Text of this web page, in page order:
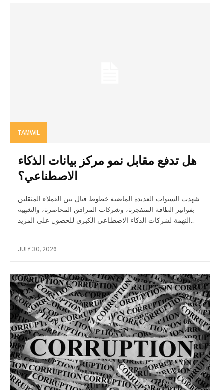
TAMWIL
هل تدفع مقابل نمو مركز بيانات الذكاء
الاصطناعي؟
شهدت السنوات العديدة الماضية خطوط قتال بين العملاء المثقلين
بفواتير الطاقة المتفجرة، وشركات المرافق المحاصرة، والشهية
النهمة لشركات الذكاء الاصطناعي الكبرى للحصول على المزيد...
JULY 30, 2026